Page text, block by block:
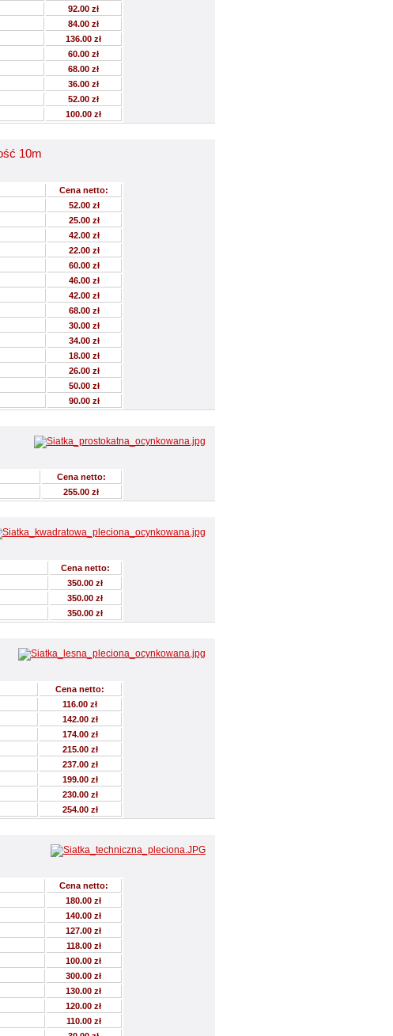
92.00 zł
84.00 zł
136.00 zł
60.00 zł
68.00 zł
36.00 zł
52.00 zł
100.00 zł
10m
Cena netto:
52.00 zł
25.00 zł
42.00 zł
22.00 zł
60.00 zł
46.00 zł
42.00 zł
68.00 zł
30.00 zł
34.00 zł
18.00 zł
26.00 zł
50.00 zł
90.00 zł
Cena netto:
255.00 zł
Cena netto:
350.00 zł
350.00 zł
350.00 zł
Cena netto:
116.00 zł
142.00 zł
174.00 zł
215.00 zł
237.00 zł
199.00 zł
230.00 zł
254.00 zł
Cena netto:
180.00 zł
140.00 zł
127.00 zł
118.00 zł
100.00 zł
300.00 zł
130.00 zł
120.00 zł
110.00 zł